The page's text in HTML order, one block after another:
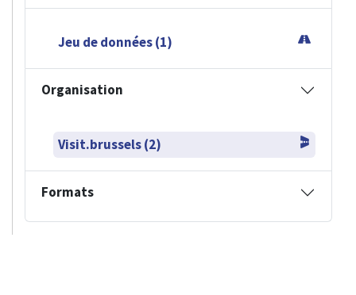
Jeu de données (1)
Organisation
Visit.brussels (2)
Formats